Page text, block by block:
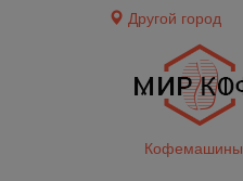
Другой город
Кофемашины